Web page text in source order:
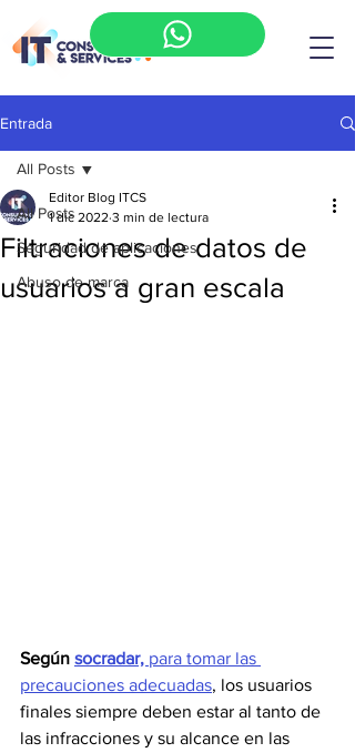
Entrada
All Posts
Seguridad de aplicaciones
Abuso de marca
All Posts
Filtraciones de datos de
usuarios a gran escala
Editor Blog ITCS
1 dic 2022 3 min de lectura
Según socradar, para tomar las
precauciones adecuadas, los usuarios
finales siempre deben estar al tanto de
las infracciones y su alcance en las